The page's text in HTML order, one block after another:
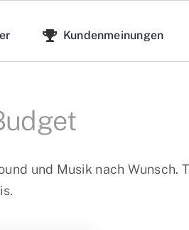
Kundenmeinungen
und Musik nach Wunsch.